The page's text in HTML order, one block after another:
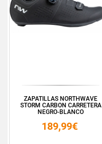
ZAPATILLAS NORTHWAVE
STORM CARBON CARRETERA
NEGRO-BLANCO
189,99€